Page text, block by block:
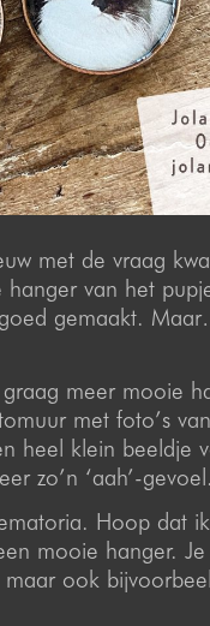
met de vraag
van het
gemaakt.
meer mooie
met foto’s
heel klein beeldje
zo’n ‘aah’-
Hoop dat
mooie hanger.
ook